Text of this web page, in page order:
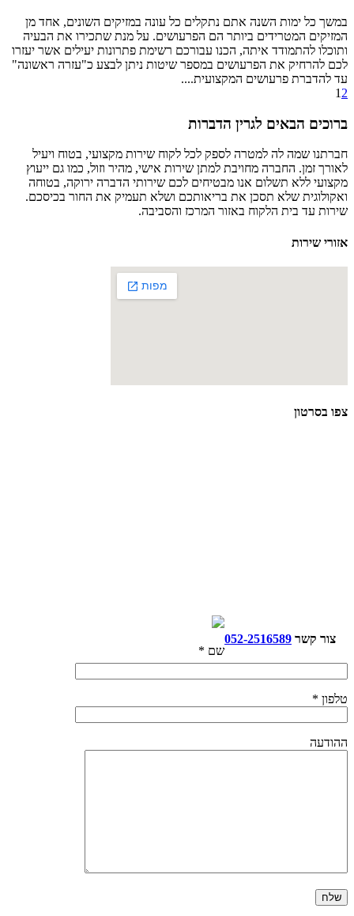
במשך כל ימות השנה אתם נתקלים כל עונה במזיקים השונים, אחד מן
המזיקים המטרידים ביותר הם הפרעושים. על מנת שתכירו את הבעיה
ותוכלו להתמודד איתה, הכנו עבורכם רשימת פתרונות יעילים אשר יעזרו
לכם להרחיק את הפרעושים במספר שיטות ניתן לבצע כ"עזרה ראשונה"
עד להדברת פרעושים המקצועית....
1 2
ברוכים הבאים לגרין הדברות
חברתנו שמה לה למטרה לספק לכל לקוח שירות מקצועי, בטוח ויעיל
לאורך זמן. החברה מחויבת למתן שירות אישי, מהיר וזול, כמו גם ייעוץ
מקצועי ללא תשלום אנו מבטיחים לכם שירותי הדברה ירוקה, בטוחה
ואקולוגית שלא תסכן את בריאותכם ושלא תעמיק את החור בכיסכם.
שירות עד בית הלקוח באזור המרכז והסביבה.
אזורי שירות
צפו בסרטון
צור קשר 052-2516589
שם *
טלפון *
ההודעה